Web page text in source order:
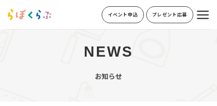
to
content
イベント申込 プレゼント応募
NEWS
お知らせ